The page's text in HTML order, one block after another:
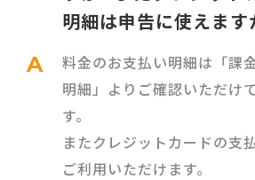
明細は申告に使えます
A
料金のお支払い明細は「課
明細」よりご確認いただけ
す。
またクレジットカードの支
ご利用いただけます。